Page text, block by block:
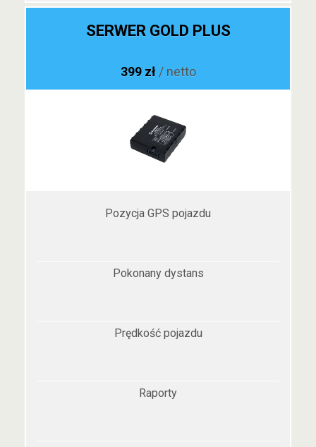
SERWER GOLD PLUS
399 zł / netto
Pozycja GPS pojazdu
Pokonany dystans
Prędkość pojazdu
Raporty